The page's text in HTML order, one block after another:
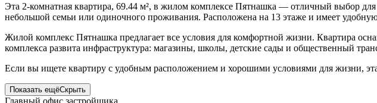
Эта 2-комнатная квартира, 69.44 м², в жилом комплексе Пятнашка — отличный выбор
небольшой семьи или одиночного проживания. Расположена на 13 этаже и имеет
Жилой комплекс Пятнашка предлагает все условия для комфортной жизни. Квартира
комплекса развита инфраструктура: магазины, школы, детские сады и общественный
Если вы ищете квартиру с удобным расположением и хорошими условиями для жизни,
Показать ещёСкрыть